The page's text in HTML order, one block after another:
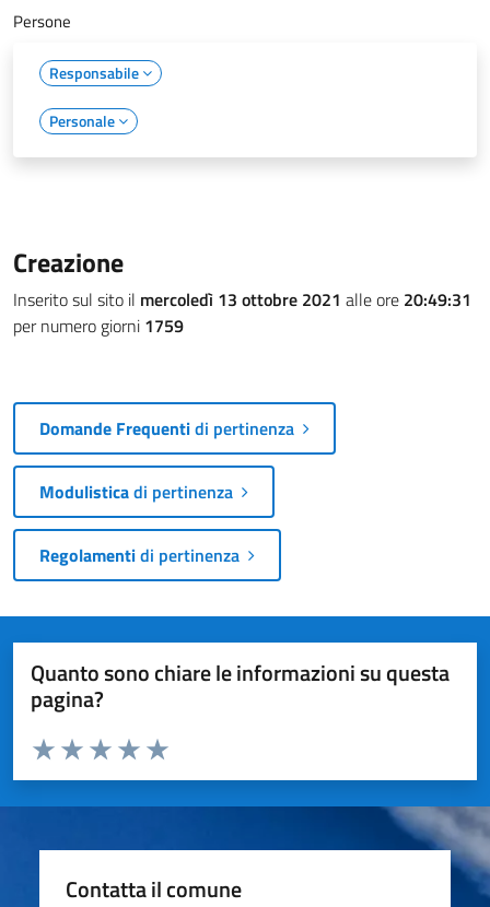
Persone
Responsabile
Personale
Creazione
Inserito sul sito il mercoledì 13 ottobre 2021 alle ore 20:49:31
per numero giorni 1759
Domande Frequentidi pertinenza
Modulisticadi pertinenza
Regolamentidi pertinenza
Quanto sono chiare le informazioni su questa
pagina?
Valuta da 1 a 5 stelle la pagina
Valuta 5 stelle su 5
Valuta 4 stelle su 5
Valuta 3 stelle su 5
Valuta 2 stelle su 5
Valuta 1 stelle su 5
Contatta il comune